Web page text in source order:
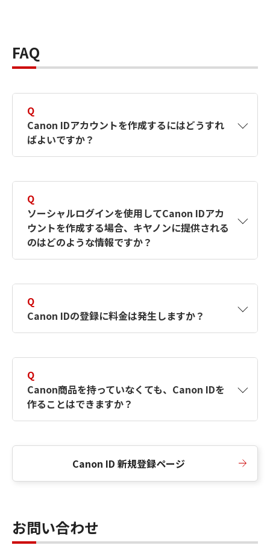
FAQ
Q
Canon IDアカウントを作成するにはどうすれ
ばよいですか？
す。詳しい作成方法は【カメラ】Canon IDとは
何ですか？Canon IDの作成方法は？をご確認く
ださい。
Q
ソーシャルログインを使用してCanon IDアカ
ウントを作成する場合、キヤノンに提供される
のはどのような情報ですか？
択したサービスから取得します。アカウントを
簡単に作成できるように、この情報を使用して
Canon IDの登録フォームを入力します。
Q
Canon IDの登録に料金は発生しますか？
Q
Canon商品を持っていなくても、Canon IDを
作ることはできますか？
Canon ID 新規登録ページ
お問い合わせ